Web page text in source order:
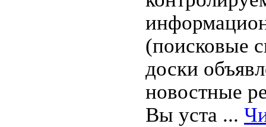
(поисковые
доски
новостные
Вы уста ...